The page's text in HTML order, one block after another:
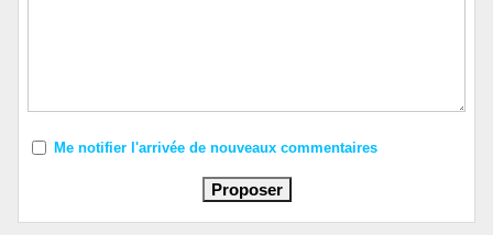
Me notifier l'arrivée de nouveaux commentaires